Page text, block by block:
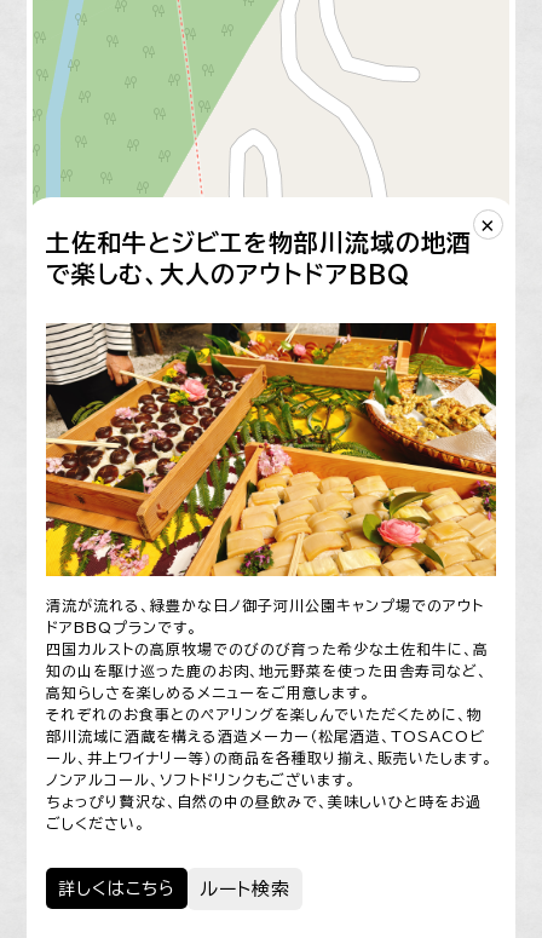
×
土佐和牛とジビエを物部川流域の地酒
で楽しむ、大人のアウトドアBBQ
清流が流れる、緑豊かな日ノ御子河川公園キャンプ場でのアウト
ドアBBQプランです。
四国カルストの高原牧場でのびのび育った希少な土佐和牛に、高
知の山を駆け巡った鹿のお肉、地元野菜を使った田舎寿司など、
高知らしさを楽しめるメニューをご用意します。
それぞれのお食事とのペアリングを楽しんでいただくために、物
部川流域に酒蔵を構える酒造メーカー（松尾酒造、TOSACOビ
ール、井上ワイナリー等）の商品を各種取り揃え、販売いたします。
ノンアルコール、ソフトドリンクもございます。
ちょっぴり贅沢な、自然の中の昼飲みで、美味しいひと時をお過
ごしください。
詳しくはこちら ルート検索